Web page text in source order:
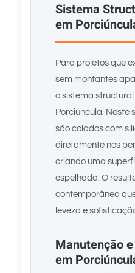
Sistema
em
Para projetos que
sem montantes
o sistema
Porciúncula. Neste
são colados com
diretamente nos
criando uma
espelhada. O
contemporânea
leveza e
Manutenção
em